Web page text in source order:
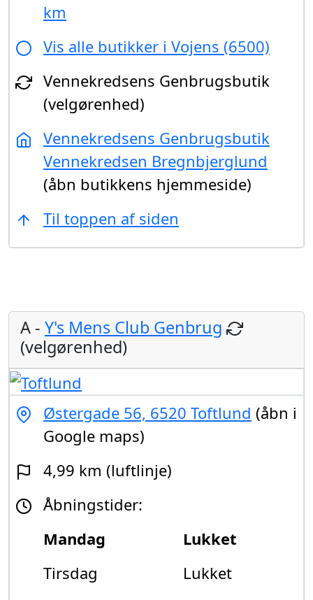
km
Vis alle butikker i Vojens (6500)
Vennekredsens Genbrugsbutik
(velgørenhed)
Vennekredsens Genbrugsbutik
Vennekredsen Bregnbjerglund
(åbn butikkens hjemmeside)
Til toppen af siden
A - Y's Mens Club Genbrug
(velgørenhed)
Østergade 56, 6520 Toftlund (åbn i
Google maps)
4,99 km (luftlinje)
Åbningstider:
Mandag
Lukket
Tirsdag
Lukket